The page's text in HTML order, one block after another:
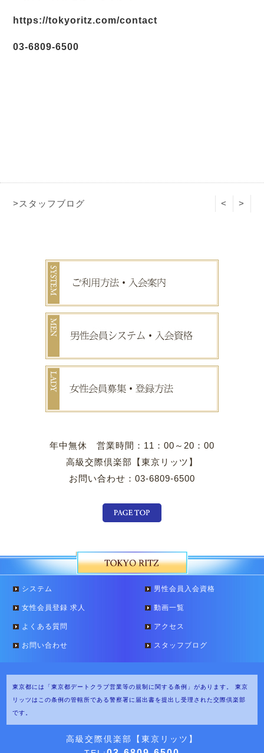
https://tokyoritz.com/contact
03-6809-6500
>スタッフブログ < >
年中無休 営業時間：11：00～20：00
高級交際倶楽部【東京リッツ】
お問い合わせ：03-6809-6500
システム 男性会員入会資格
女性会員登録 求人 動画一覧
よくある質問 アクセス
お問い合わせ スタッフブログ
東京都には「東京都デートクラブ営業等の規制に関する条例」があります。
東京
リッツはこの条例の管轄所である警察署に届出書を提出し受理された交際倶楽部
です。
高級交際倶楽部【東京リッツ】